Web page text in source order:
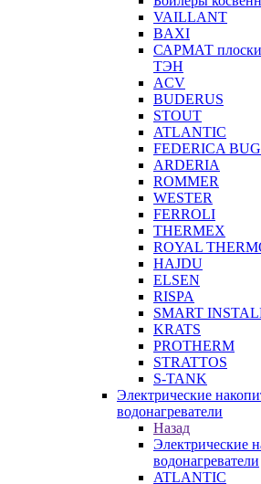
VAILLANT
BAXI
САРМАТ
ТЭН
ACV
BUDERUS
STOUT
ATLANTIC
FEDERICA
ARDERIA
ROMMER
WESTER
FERROLI
THERMEX
ROYAL
HAJDU
ELSEN
RISPA
SMART
KRATS
PROTHERM
STRATTOS
S-TANK
Электрические
водонагреватели
Назад
Электрические
водонагреватели
ATLANTIC